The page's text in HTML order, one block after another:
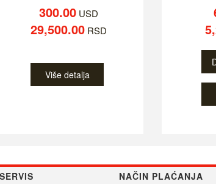
300.00 USD
29,500.00 RSD
Više detalja
NAČIN PLAĆANJA